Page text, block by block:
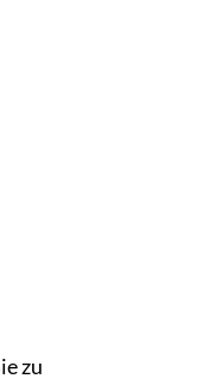
zu